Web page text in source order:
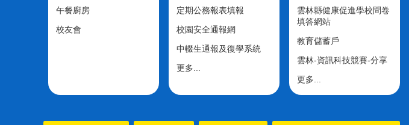
午餐廚房
校友會
定期公務報表填報
校園安全通報網
中輟生通報及復學系統
更多...
雲林縣健康促進學校問卷
填答網站
教育儲蓄戶
雲林-資訊科技競賽-分享
更多...